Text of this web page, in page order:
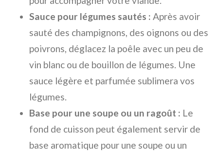
Sauce pour légumes sautés : Après avoir
sauté des champignons, des oignons ou des
poivrons, déglacez la poêle avec un peu de
vin blanc ou de bouillon de légumes. Une
sauce légère et parfumée sublimera vos
légumes.
Base pour une soupe ou un ragoût : Le
fond de cuisson peut également servir de
base aromatique pour une soupe ou un